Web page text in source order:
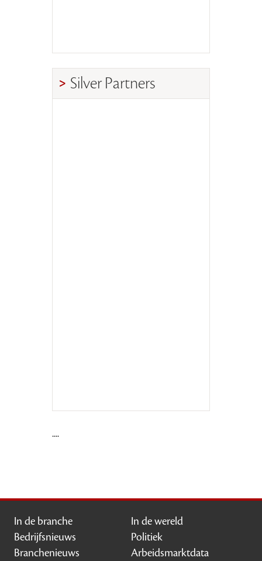
Silver Partners
....
In de branche
Bedrijfsnieuws
Branchenieuws
In de wereld
Politiek
Arbeidsmarktdata